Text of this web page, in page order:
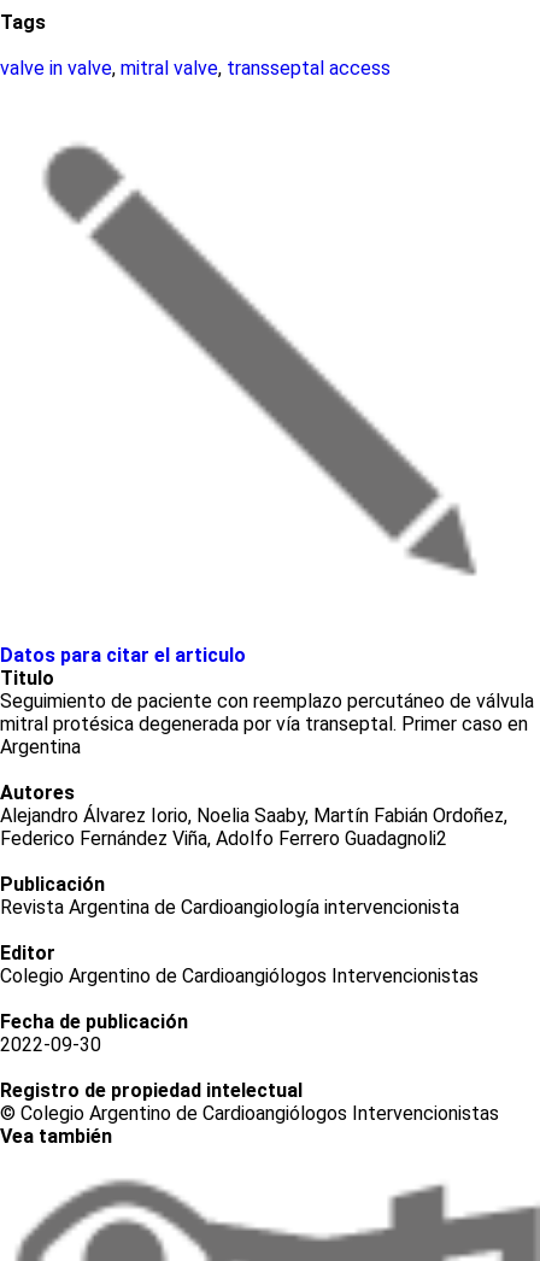
Tags
valve in valve, mitral valve, transseptal access
Datos para citar el articulo
Titulo
Seguimiento de paciente con reemplazo percutáneo de válvula
mitral protésica degenerada por vía transeptal. Primer caso en
Argentina
Autores
Alejandro Álvarez Iorio, Noelia Saaby, Martín Fabián Ordoñez,
Federico Fernández Viña, Adolfo Ferrero Guadagnoli2
Publicación
Revista Argentina de Cardioangiología intervencionista
Editor
Colegio Argentino de Cardioangiólogos Intervencionistas
Fecha de publicación
2022-09-30
Registro de propiedad intelectual
© Colegio Argentino de Cardioangiólogos Intervencionistas
Vea también